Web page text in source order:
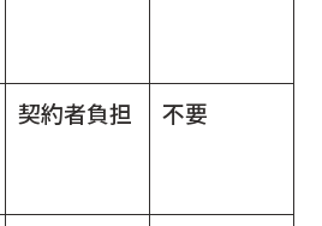
契約者負担 不要